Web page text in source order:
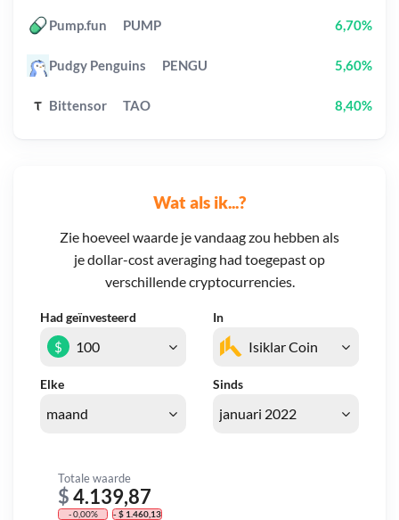
Wat als ik...?
Zie hoeveel waarde je vandaag zou hebben als
je dollar-cost averaging had toegepast op
verschillende cryptocurrencies.
Had geïnvesteerd In
Elke Sinds
$
Totale waarde
$4.139,87
- 0,00% - $ 1.460,13
Pump.fun PUMP 6,70%
Pudgy Penguins PENGU 5,60%
Bittensor TAO 8,40%